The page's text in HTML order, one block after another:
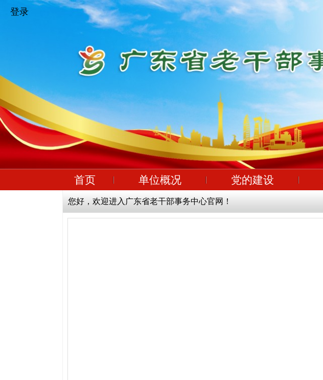
登录
首页 单位概况 党的建设
您好，欢迎进入广东省老干部事务中心官网！